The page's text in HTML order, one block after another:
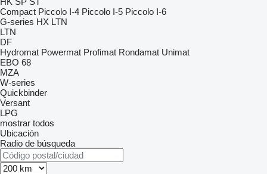
Compact Piccolo I-4 Piccolo I-5 Piccolo I-6
G-series HX LTN
LTN
DF
Hydromat Powermat Profimat Rondamat Unimat
EBO 68
MZA
W-series
Quickbinder
Versant
LPG
mostrar todos
Ubicación
Radio de búsqueda